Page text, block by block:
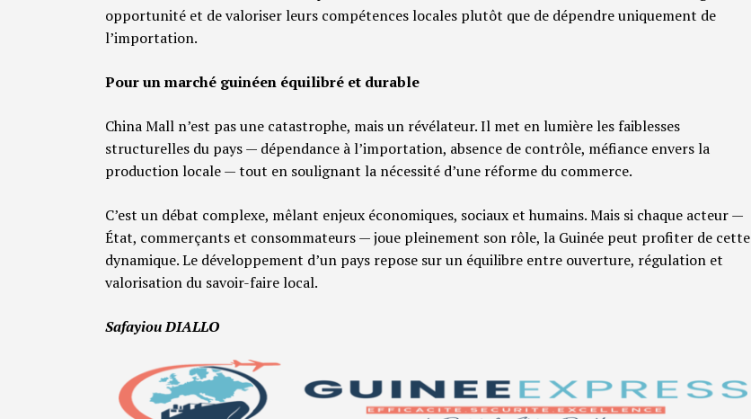
opportunité et de valoriser leurs compétences locales plutôt que de dépendre uniquement de
l’importation.
Pour un marché guinéen équilibré et durable
China Mall n’est pas une catastrophe, mais un révélateur. Il met en lumière les faiblesses
structurelles du pays — dépendance à l’importation, absence de contrôle, méfiance envers la
production locale — tout en soulignant la nécessité d’une réforme du commerce.
C’est un débat complexe, mêlant enjeux économiques, sociaux et humains. Mais si chaque acteur —
État, commerçants et consommateurs — joue pleinement son rôle, la Guinée peut profiter de cette
dynamique. Le développement d’un pays repose sur un équilibre entre ouverture, régulation et
valorisation du savoir-faire local.
Safayiou DIALLO